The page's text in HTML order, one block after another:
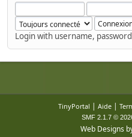
Login with username,
TinyPortal | Aide|
SMF 2.1.7 ©
Web Designs